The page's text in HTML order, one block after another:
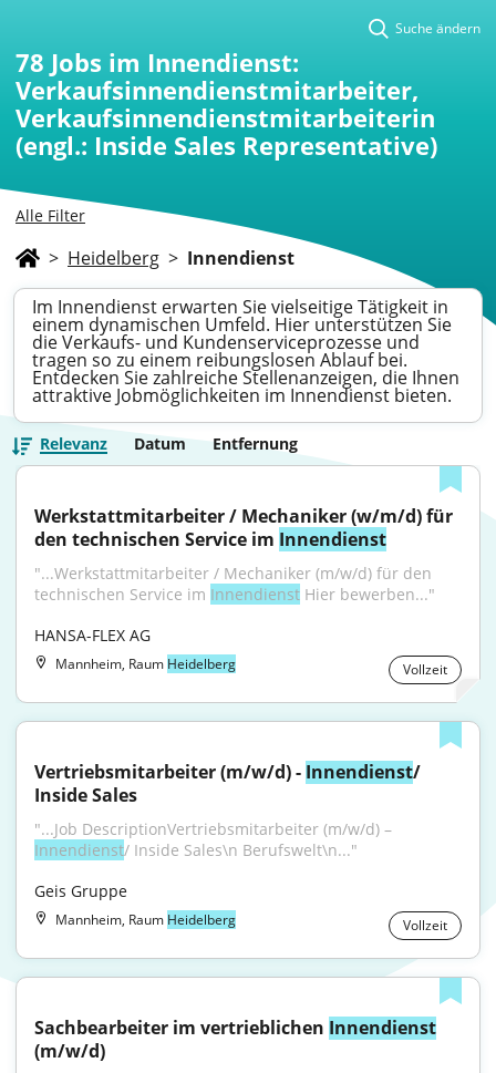
Alle Filter
Suche ändern
78 Jobs im Innendienst:
Verkaufsinnendienstmitarbeiter,
Verkaufsinnendienstmitarbeiterin
(engl.: Inside Sales Representative)
> Heidelberg > Innendienst
Im Innendienst erwarten Sie vielseitige Tätigkeit in
einem dynamischen Umfeld. Hier unterstützen Sie
die Verkaufs- und Kundenserviceprozesse und
tragen so zu einem reibungslosen Ablauf bei.
Entdecken Sie zahlreiche Stellenanzeigen, die Ihnen
attraktive Jobmöglichkeiten im Innendienst bieten.
Relevanz Datum Entfernung
Werkstattmitarbeiter / Mechaniker (w/m/d) für
den technischen Service im Innendienst
"...Werkstattmitarbeiter / Mechaniker (m/w/d) für den
technischen Service im Innendienst Hier bewerben..."
HANSA-FLEX AG
Mannheim, Raum Heidelberg Vollzeit
Vertriebsmitarbeiter (m/w/d) - Innendienst/
Inside Sales
Innendienst/ Inside Sales\n Berufswelt\n..."
Geis Gruppe
Mannheim, Raum Heidelberg Vollzeit
Sachbearbeiter im vertrieblichen Innendienst
(m/w/d)